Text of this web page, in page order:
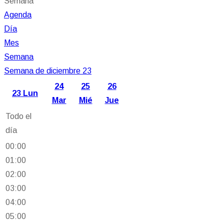
Agenda
Día
Mes
Semana
Semana de diciembre 23
23 Lun
24
Mar
25
Mié
26
Jue
Todo el
día
00:00
01:00
02:00
03:00
04:00
05:00